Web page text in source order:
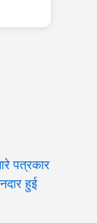
पत्रकार
हुई